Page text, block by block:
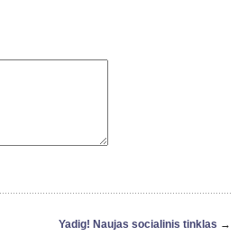
Yadig! Naujas socialinis tinklas →